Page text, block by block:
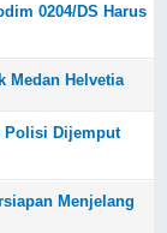
0204/DS Harus
Medan Helvetia
Polisi Dijemput
Menjelang